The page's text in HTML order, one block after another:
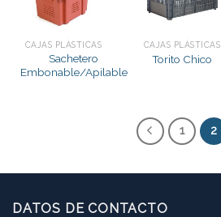
CAJAS PLÁSTICAS
Sachetero
Embonable/Apilable
CAJAS PLÁSTICAS
Torito Chico
1 2
DATOS DE CONTACTO